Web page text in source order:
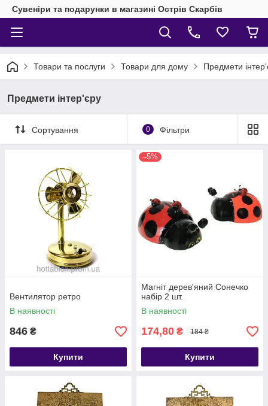
Сувеніри та подарунки в магазині Острів Скарбів
Товари та послуги Товари для дому Предмети
Предмети інтер'єру
Сортування 0 Фільтри
Вентилятор ретро
В наявності
846 ₴
Купити
–5%
Магніт дерев'яний Сонечко
набір 2 шт.
В наявності
174,80 ₴ 184 ₴
Купити